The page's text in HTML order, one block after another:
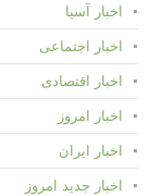
اخبار آسیا
اخبار اجتماعی
اخبار اقتصادی
اخبار امروز
اخبار ایران
اخبار جدید امروز